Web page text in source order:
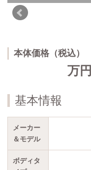
本体価格（税込）
万円
基本情報
メーカー
＆モデル
ボディタ